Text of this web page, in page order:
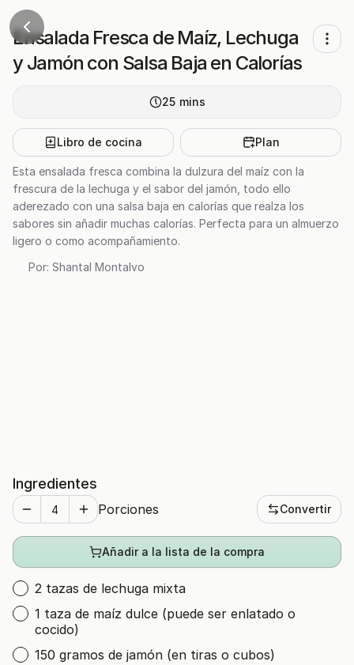
Ensalada Fresca de Maíz, Lechuga
y Jamón con Salsa Baja en Calorías
25 mins
Libro de cocina Plan
Esta ensalada fresca combina la dulzura del maíz con la
frescura de la lechuga y el sabor del jamón, todo ello
aderezado con una salsa baja en calorías que realza los
sabores sin añadir muchas calorías. Perfecta para un almuerzo
ligero o como acompañamiento.
Por: Shantal Montalvo
Ingredientes
Porciones Convertir
Añadir a la lista de la compra
2 tazas de lechuga mixta
1 taza de maíz dulce (puede ser enlatado o
cocido)
150 gramos de jamón (en tiras o cubos)